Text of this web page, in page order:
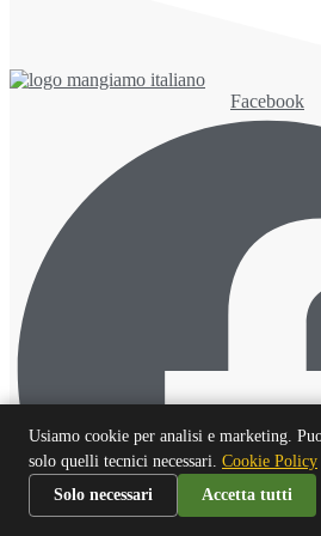
Facebook
Usiamo cookie per analisi e marketing.
solo quelli tecnici necessari. Cookie Policy
Solo necessari
Accetta tutti